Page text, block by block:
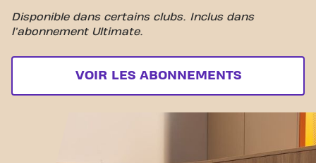
Disponible dans certains clubs. Inclus dans
l'abonnement Ultimate.
VOIR LES ABONNEMENTS